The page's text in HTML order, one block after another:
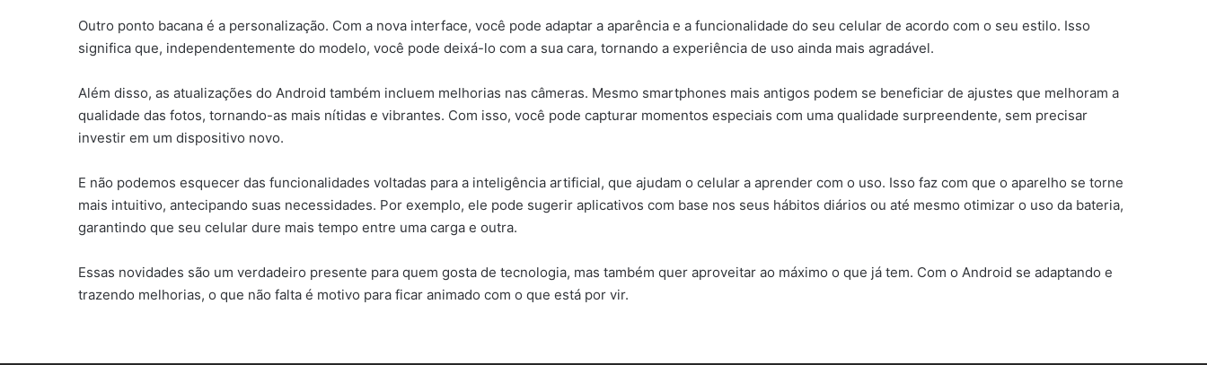
Outro ponto bacana é a personalização. Com a nova interface, você pode adaptar a aparência e a funcionalidade do seu celular de acordo com o seu estilo. Isso
significa que, independentemente do modelo, você pode deixá-lo com a sua cara, tornando a experiência de uso ainda mais agradável.
Além disso, as atualizações do Android também incluem melhorias nas câmeras. Mesmo smartphones mais antigos podem se beneficiar de ajustes que melhoram a
qualidade das fotos, tornando-as mais nítidas e vibrantes. Com isso, você pode capturar momentos especiais com uma qualidade surpreendente, sem precisar
investir em um dispositivo novo.
E não podemos esquecer das funcionalidades voltadas para a inteligência artificial, que ajudam o celular a aprender com o uso. Isso faz com que o aparelho se torne
mais intuitivo, antecipando suas necessidades. Por exemplo, ele pode sugerir aplicativos com base nos seus hábitos diários ou até mesmo otimizar o uso da bateria,
garantindo que seu celular dure mais tempo entre uma carga e outra.
Essas novidades são um verdadeiro presente para quem gosta de tecnologia, mas também quer aproveitar ao máximo o que já tem. Com o Android se adaptando e
trazendo melhorias, o que não falta é motivo para ficar animado com o que está por vir.